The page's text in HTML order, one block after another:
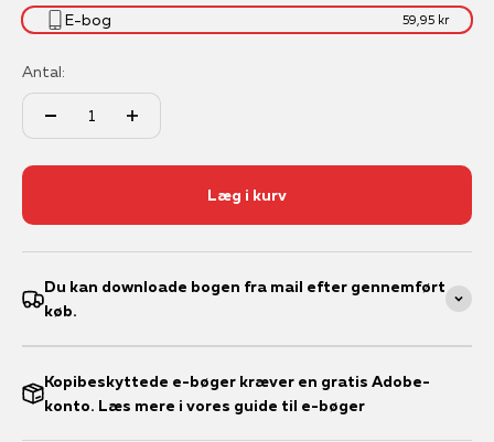
E-bog
59,95 kr
Antal:
Læg i kurv
Du kan downloade bogen fra mail efter gennemført
køb.
Kopibeskyttede e-bøger kræver en gratis Adobe-
konto. Læs mere i vores guide til e-bøger